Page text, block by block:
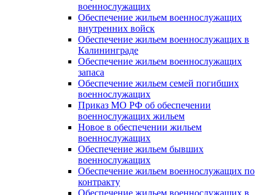
военнослужащих
Обеспечение жильем военнослужащих
внутренних войск
Обеспечение жильем военнослужащих в
Калининграде
Обеспечение жильем военнослужащих
запаса
Обеспечение жильем семей погибших
военнослужащих
Приказ МО РФ об обеспечении
военнослужащих жильем
Новое в обеспечении жильем
военнослужащих
Обеспечение жильем бывших
военнослужащих
Обеспечение жильем военнослужащих по
контракту
Обеспечение жильем военнослужащих в